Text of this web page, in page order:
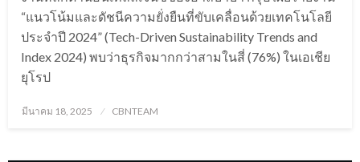
“แนวโน้มและดัชนีความยั่งยืนที่ขับเคลื่อนด้วยเทคโนโลยี
ประจำปี 2024” (Tech-Driven Sustainability Trends and
Index 2024) พบว่าธุรกิจมากกว่าสามในสี่ (76%) ในเอเชีย
ยุโรป
Posted
มีนาคม 18, 2025 CBNTEAM